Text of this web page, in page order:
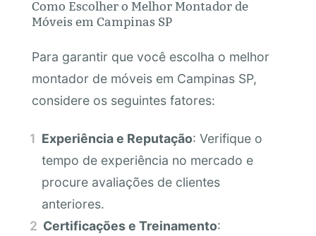
Como Escolher o Melhor Montador de
Móveis em Campinas SP
Para garantir que você escolha o melhor
montador de móveis em Campinas SP,
considere os seguintes fatores:
Experiência e Reputação: Verifique o
tempo de experiência no mercado e
procure avaliações de clientes
anteriores.
Certificações e Treinamento: